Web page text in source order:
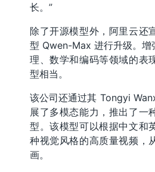
长。”
除了开源模型外，阿里云还
型 Qwen-Max 进行升级。增
理、数学和编码等领域的表
型相当。
该公司还通过其 Tongyi
展了多模态能力，推出了一
型。该模型可以根据中文和
种视觉风格的高质量视频，
画。